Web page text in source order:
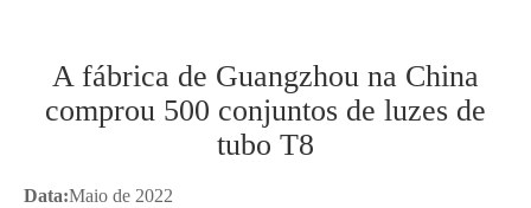
A fábrica de Guangzhou na China
comprou 500 conjuntos de luzes de
tubo T8
Data:Maio de 2022